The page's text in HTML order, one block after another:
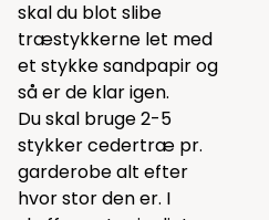
skal du blot slibe
træstykkerne let med
et stykke sandpapir og
så er de klar igen.
Du skal bruge 2-5
stykker cedertræ pr.
garderobe alt efter
hvor stor den er. I